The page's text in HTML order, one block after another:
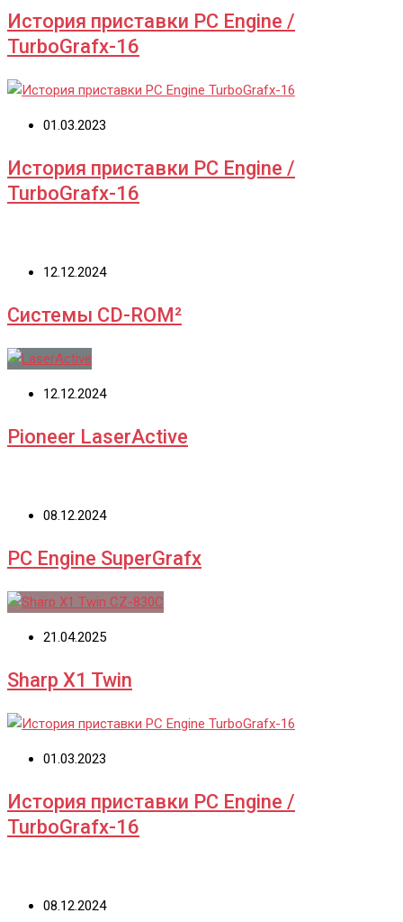
История приставки PC Engine /
TurboGrafx-16
01.03.2023
История приставки PC Engine /
TurboGrafx-16
12.12.2024
Системы CD-ROM²
12.12.2024
Pioneer LaserActive
08.12.2024
PC Engine SuperGrafx
21.04.2025
Sharp X1 Twin
01.03.2023
История приставки PC Engine /
TurboGrafx-16
08.12.2024